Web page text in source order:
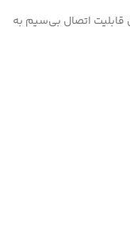
قابلیت اتصال بی‌سیم به